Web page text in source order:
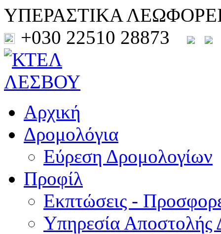
ΥΠΕΡΑΣΤΙΚΑ
+030 22510 28873
Αρχική
Δρομολόγια
Εύρεση Δρομολογίων
Προφίλ
Εκπτώσεις -
Υπηρεσία Αποστολής